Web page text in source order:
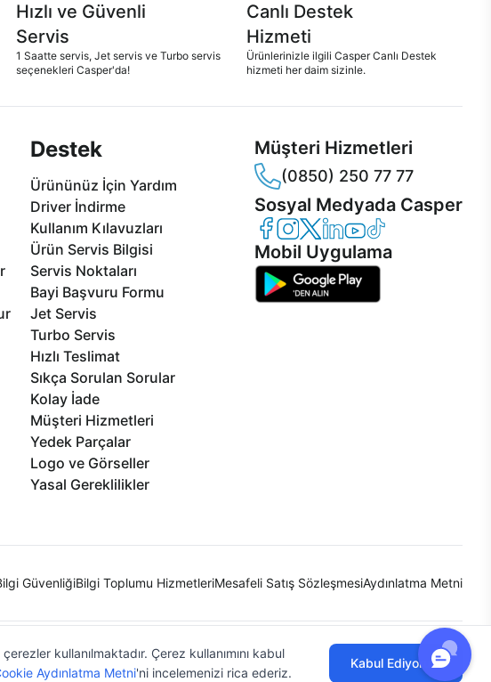
Hızlı ve Güvenli
Servis
1 Saatte servis, Jet servis ve Turbo servis
seçenekleri Casper'da!
Canlı Destek
Hizmeti
Ürünlerinizle ilgili Casper Canlı Destek
hizmeti her daim sizinle.
Destek
Ürününüz İçin Yardım
Driver İndirme
Kullanım Kılavuzları
Ürün Servis Bilgisi
Servis Noktaları
Bayi Başvuru Formu
Jet Servis
Turbo Servis
Hızlı Teslimat
Sıkça Sorulan Sorular
Kolay İade
Müşteri Hizmetleri
Yedek Parçalar
Logo ve Görseller
Yasal Gereklilikler
Müşteri Hizmetleri
(0850) 250 77 77
Sosyal Medyada Casper
Casper Facebook
Casper Instagram
Casper Twitter
Casper LinkedIn
Casper YouTube
Casper TikTok
Mobil Uygulama
GüvenliğiBilgi Toplumu HizmetleriMesafeli Satış SözleşmesiAydınlatma Metni
kullanılmaktadır. Çerez kullanımını kabul
Aydınlatma Metni'ni incelemenizi rica ederiz.
Kabul Ediyorum